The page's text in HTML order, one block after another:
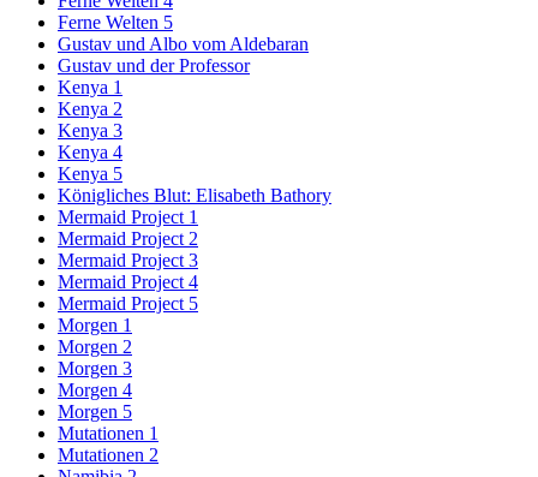
Ferne Welten 5
Gustav und Albo vom Aldebaran
Gustav und der Professor
Kenya 1
Kenya 2
Kenya 3
Kenya 4
Kenya 5
Königliches Blut: Elisabeth Bathory
Mermaid Project 1
Mermaid Project 2
Mermaid Project 3
Mermaid Project 4
Mermaid Project 5
Morgen 1
Morgen 2
Morgen 3
Morgen 4
Morgen 5
Mutationen 1
Mutationen 2